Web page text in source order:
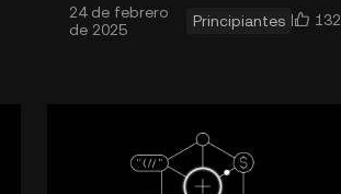
propiedad de artículos en el
24 de febrero
de 2025
Principiantes 132